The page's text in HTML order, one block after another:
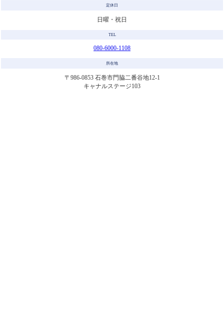
定休日
日曜・祝日
TEL
080-6000-1108
所在地
〒986-0853 石巻市門脇二番谷地12-1
キャナルステージ103